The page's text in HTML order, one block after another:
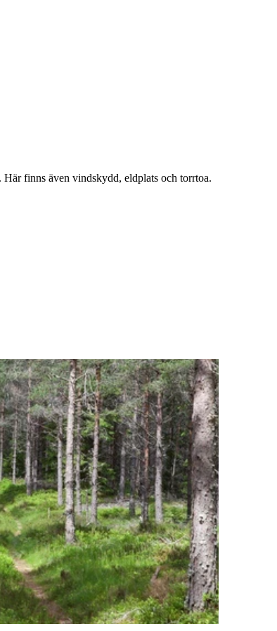
finns även vindskydd, eldplats och torrtoa.